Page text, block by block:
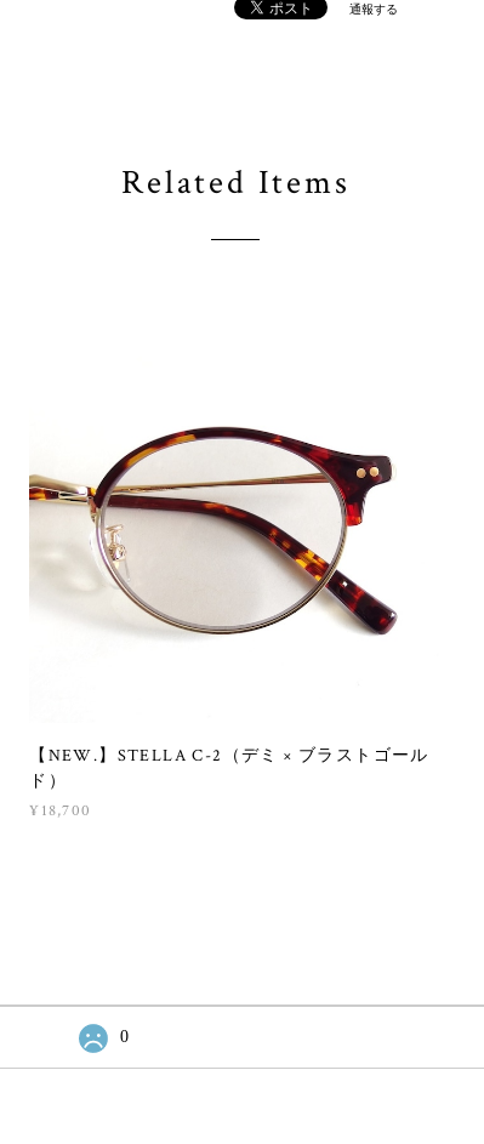
通報する
Related Items
【NEW.】STELLA C-2（デミ × ブラストゴール
ド）
¥18,700
0